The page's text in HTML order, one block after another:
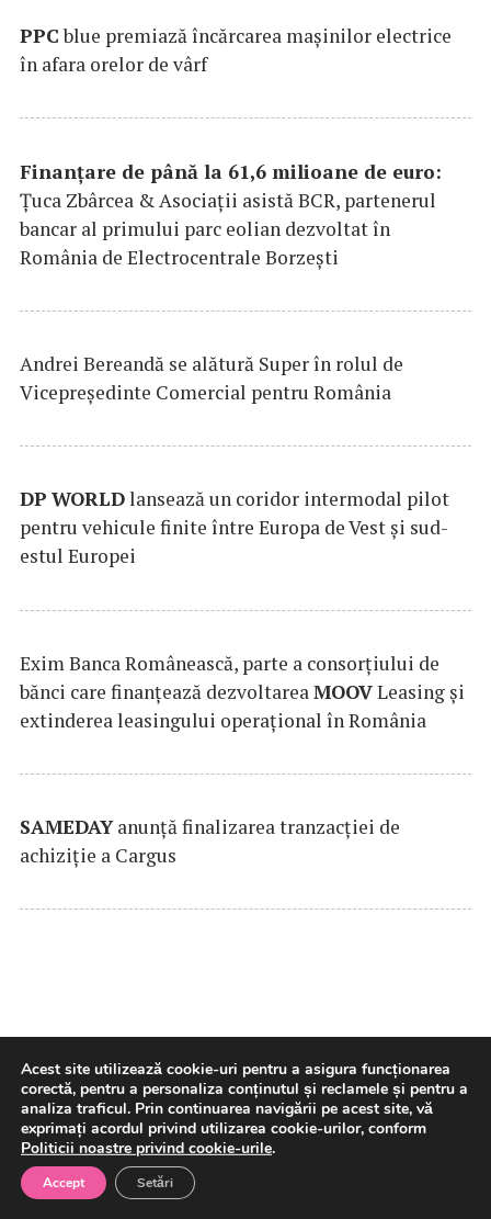
PPCblue premiază încărcarea maşinilor electrice
în afara orelor de vârf
Finanțare de până la 61,6 milioane de euro:
Țuca Zbârcea & Asociații asistă BCR, partenerul
bancar al primului parc eolian dezvoltat în
România de Electrocentrale Borzești
Andrei Bereandă se alătură Super în rolul de
Vicepreședinte Comercial pentru România
DP WORLDlansează un coridor intermodal pilot
pentru vehicule finite între Europa de Vest și sud-
estul Europei
Exim Banca Românească, parte a consorțiului de
bănci care finanțează dezvoltareaMOOVLeasing și
extinderea leasingului operațional în România
SAMEDAYanunță finalizarea tranzacției de
achiziție a Cargus
Acordul de la Mecca și noua
arhitectură de securitate a
Orientului Mijlociu (Corneliu
Acest site utilizează cookie-uri pentru a asigura funcționarea
corectă, pentru a personaliza conținutul și reclamele și pentru a
analiza traficul. Prin continuarea navigării pe acest site, vă
exprimați acordul privind utilizarea cookie-urilor, conform
Politicii noastre privind cookie-urile.
Accept Setări